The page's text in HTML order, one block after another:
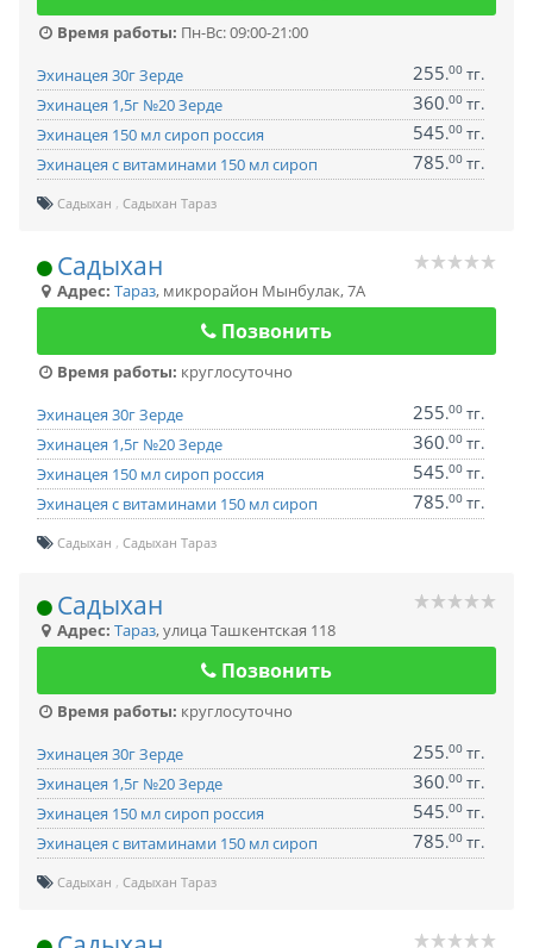
Время работы: Пн-Вс: 09:00-21:00
Эхинацея 30г Зерде
255.00 тг.
Эхинацея 1,5г №20 Зерде
360.00 тг.
Эхинацея 150 мл сироп россия
545.00 тг.
Эхинацея с витаминами 150 мл сироп
785.00 тг.
Садыхан Садыхан Тараз
Садыхан
Адрес: Тараз, микрорайон Мынбулак, 7А
Позвонить
Время работы: круглосуточно
Эхинацея 30г Зерде
255.00 тг.
Эхинацея 1,5г №20 Зерде
360.00 тг.
Эхинацея 150 мл сироп россия
545.00 тг.
Эхинацея с витаминами 150 мл сироп
785.00 тг.
Садыхан Садыхан Тараз
Садыхан
Адрес: Тараз,улица Ташкентская 118
Позвонить
Время работы: круглосуточно
Эхинацея 30г Зерде
255.00 тг.
Эхинацея 1,5г №20 Зерде
360.00 тг.
Эхинацея 150 мл сироп россия
545.00 тг.
Эхинацея с витаминами 150 мл сироп
785.00 тг.
Садыхан Садыхан Тараз